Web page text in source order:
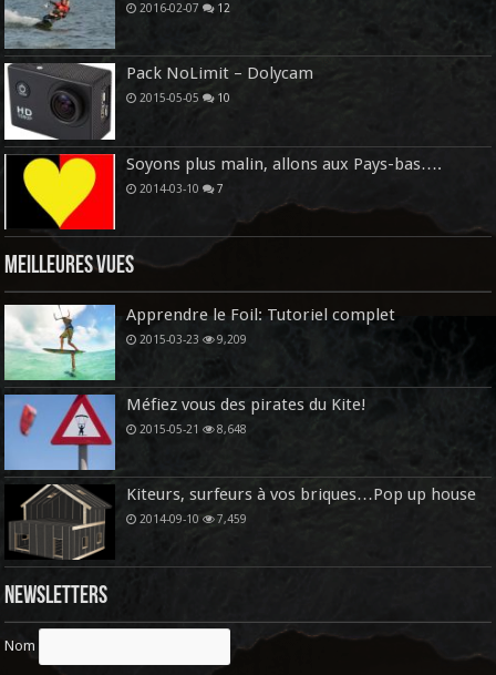
2016-02-07 12
Pack NoLimit – Dolycam
2015-05-05 10
Soyons plus malin, allons aux Pays-bas….
2014-03-10 7
Meilleures vues
Apprendre le Foil: Tutoriel complet
2015-03-23 9,209
Méfiez vous des pirates du Kite!
2015-05-21 8,648
Kiteurs, surfeurs à vos briques…Pop up house
2014-09-10 7,459
Newsletters
Nom